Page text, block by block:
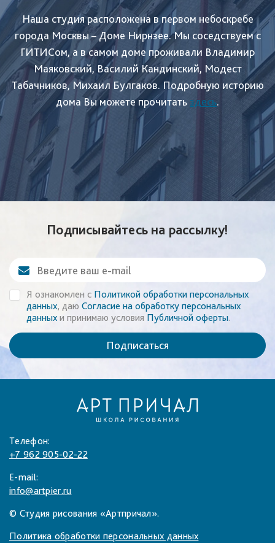
Наша студия расположена в первом небоскребе
города Москвы – Доме Нирнзее. Мы соседствуем с
ГИТИСом, а в самом доме проживали Владимир
Маяковский, Василий Кандинский, Модест
Табачников, Михаил Булгаков. Подробную историю
дома Вы можете прочитатьздесь.
Подписывайтесь на рассылку!
Я ознакомлен с Политикой обработки персональных
данных, даю Согласие на обработку персональных
данныхи принимаю условия Публичной оферты.
Подписаться
Телефон:
+7 962 905-02-22
E-mail:
info@artpier.ru
© Студия рисования «Артпричал».
Политика обработки персональных данных